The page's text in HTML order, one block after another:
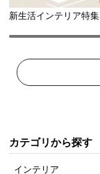
新生活インテリア特集
カテゴリから探す
インテリア